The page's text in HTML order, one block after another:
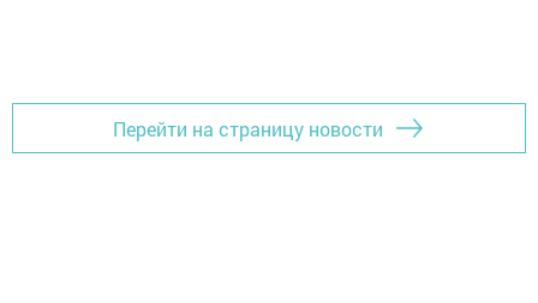
Перейти на страницу новости